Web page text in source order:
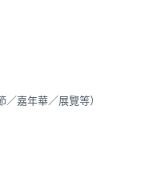
嘉年華／展覽等）